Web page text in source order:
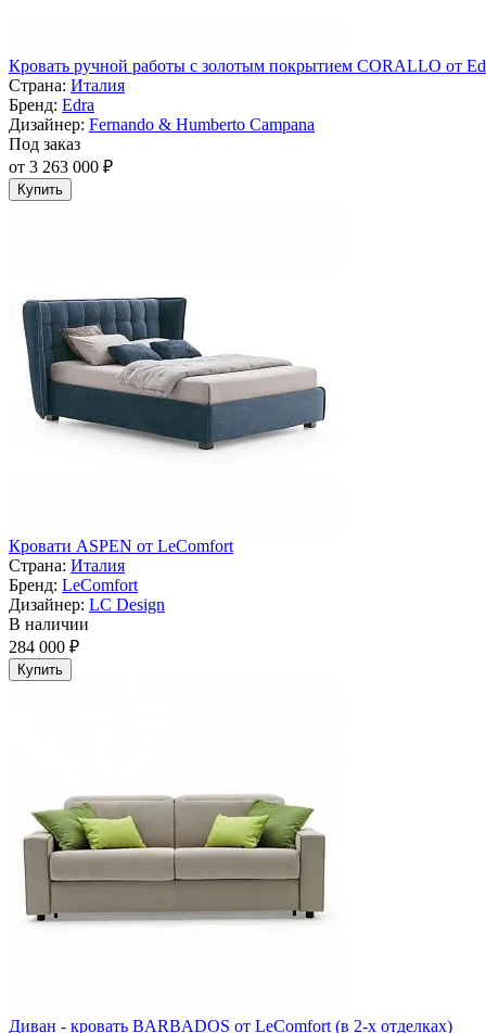
Кровать ручной работы с золотым покрытием CORALLO от
Страна: Италия
Бренд: Edra
Дизайнер: Fernando & Humberto Campana
Под заказ
от 3 263 000 ₽
Купить
Кровати ASPEN от LeComfort
Страна: Италия
Бренд: LeComfort
Дизайнер: LC Design
В наличии
284 000 ₽
Купить
Диван - кровать BARBADOS от LeComfort (в 2-х отделках)